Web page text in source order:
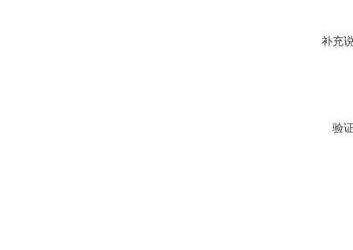
补充
验